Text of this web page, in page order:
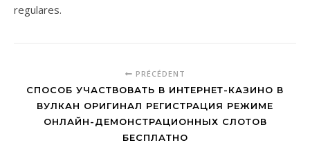
regulares.
PRÉCÉDENT
СПОСОБ УЧАСТВОВАТЬ В ИНТЕРНЕТ-КАЗИНО В
ВУЛКАН ОРИГИНАЛ РЕГИСТРАЦИЯ РЕЖИМЕ
ОНЛАЙН-ДЕМОНСТРАЦИОННЫХ СЛОТОВ
БЕСПЛАТНО